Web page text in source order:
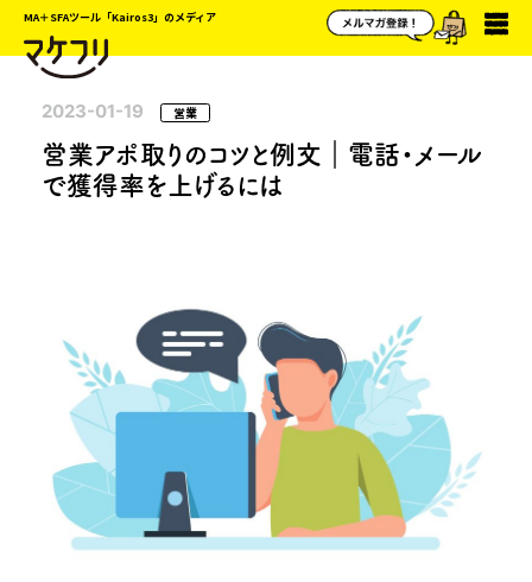
MA＋SFAツール「Kairos3」のメディア
2023-01-19 営業
営業アポ取りのコツと例文｜電話・メール
で獲得率を上げるには